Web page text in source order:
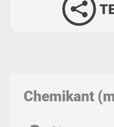
Whatsapp
Chemikant